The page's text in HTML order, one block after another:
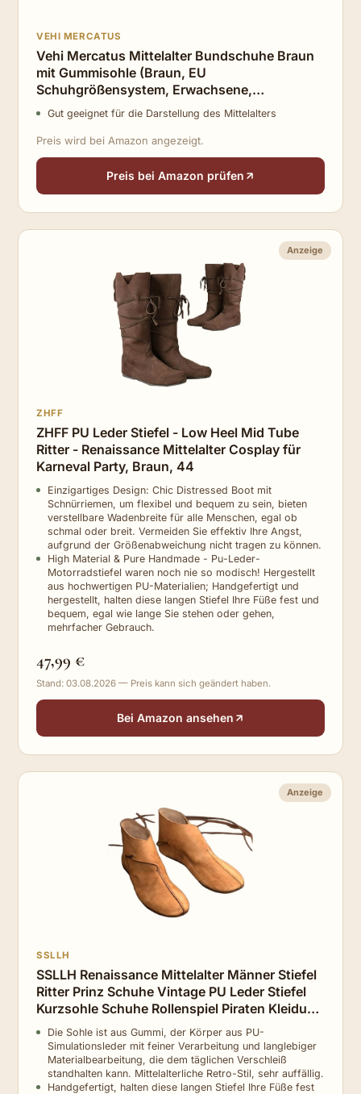
VEHI MERCATUS
Vehi Mercatus Mittelalter Bundschuhe Braun
mit Gummisohle (Braun, EU
Schuhgrößensystem, Erwachsene,
Numerisch, M, 46)
Gut geeignet für die Darstellung des Mittelalters
Preis wird bei Amazon angezeigt.
Preis bei Amazon prüfen
Anzeige
ZHFF
ZHFF PU Leder Stiefel - Low Heel Mid Tube
Ritter - Renaissance Mittelalter Cosplay für
Karneval Party, Braun, 44
Einzigartiges Design: Chic Distressed Boot mit
Schnürriemen, um flexibel und bequem zu sein, bieten
verstellbare Wadenbreite für alle Menschen, egal ob
schmal oder breit. Vermeiden Sie effektiv Ihre Angst,
aufgrund der Größenabweichung nicht tragen zu können.
High Material & Pure Handmade - Pu-Leder-
Motorradstiefel waren noch nie so modisch! Hergestellt
aus hochwertigen PU-Materialien; Handgefertigt und
hergestellt, halten diese langen Stiefel Ihre Füße fest und
bequem, egal wie lange Sie stehen oder gehen,
mehrfacher Gebrauch.
47,99 €
Stand: 03.08.2026 — Preis kann sich geändert haben.
Bei Amazon ansehen
Anzeige
SSLLH
SSLLH Renaissance Mittelalter Männer Stiefel
Ritter Prinz Schuhe Vintage PU Leder Stiefel
Kurzsohle Schuhe Rollenspiel Piraten Kleidung
Zubehör, Braun, 45
Die Sohle ist aus Gummi, der Körper aus PU-
Simulationsleder mit feiner Verarbeitung und langlebiger
Materialbearbeitung, die dem täglichen Verschleiß
standhalten kann. Mittelalterliche Retro-Stil, sehr auffällig.
Handgefertigt, halten diese langen Stiefel Ihre Füße fest